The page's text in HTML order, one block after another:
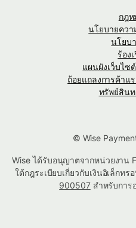
กฎห
นโยบายควา
นโยบ
ร้อง
แผนผังเว็บไซ
ถ้อยแถลงการค้าแ
ทรัพย์สิน
© Wise
Wise ได้รับอนุญาตจากหน่วยงาน
ใต้กฎระเบียบเกี่ยวกับเงินอิเล็กท
900507สำหรับการ